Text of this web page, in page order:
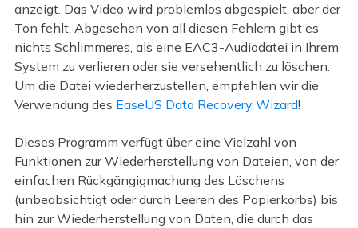
anzeigt. Das Video wird problemlos abgespielt, aber der
Ton fehlt. Abgesehen von all diesen Fehlern gibt es
nichts Schlimmeres, als eine EAC3-Audiodatei in Ihrem
System zu verlieren oder sie versehentlich zu löschen.
Um die Datei wiederherzustellen, empfehlen wir die
Verwendung des EaseUS Data Recovery Wizard!
Dieses Programm verfügt über eine Vielzahl von
Funktionen zur Wiederherstellung von Dateien, von der
einfachen Rückgängigmachung des Löschens
(unbeabsichtigt oder durch Leeren des Papierkorbs) bis
hin zur Wiederherstellung von Daten, die durch das